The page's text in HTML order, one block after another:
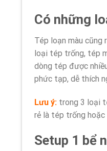
Có những
Tép loạn màu cũng
loại tép trống, tép
dòng tép được
phức tạp, dễ thích
Lưu ý: trong 3 loại
rẻ là tép trống
Setup 1 bể